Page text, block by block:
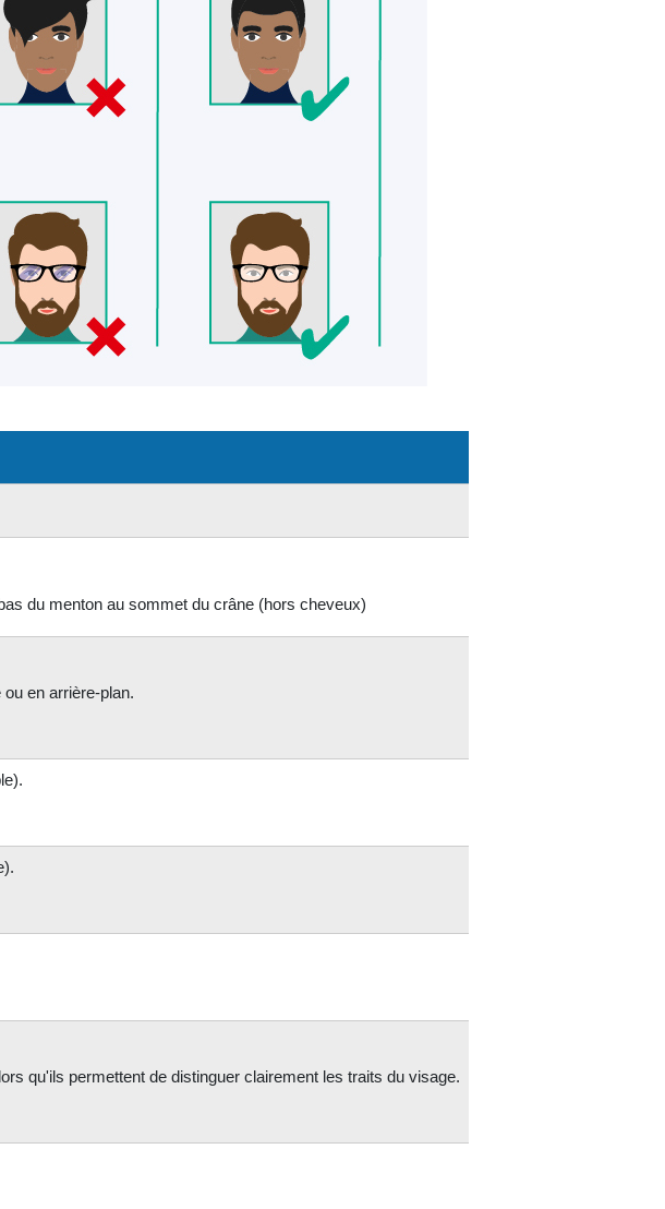
du menton au sommet du crâne (hors cheveux)
en arrière-plan.
qu'ils permettent de distinguer clairement les traits du visage.